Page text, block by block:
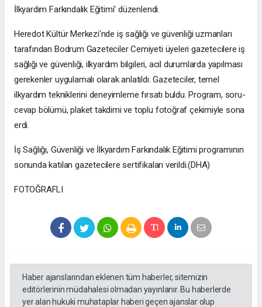
İlkyardım Farkındalık Eğitimi' düzenlendi.
Heredot Kültür Merkezi'nde iş sağlığı ve güvenliği uzmanları
tarafından Bodrum Gazeteciler Cemiyeti üyeleri gazetecilere iş
sağlığı ve güvenliği, ilkyardım bilgileri, acil durumlarda yapılması
gerekenler uygulamalı olarak anlatıldı. Gazeteciler, temel
ilkyardım tekniklerini deneyimleme fırsatı buldu. Program, soru-
cevap bölümü, plaket takdimi ve toplu fotoğraf çekimiyle sona
erdi.
İş Sağlığı, Güvenliği ve İlkyardım Farkındalık Eğitimi programının
sonunda katılan gazetecilere sertifikaları verildi.(DHA)
FOTOĞRAFLI
Haber ajanslarından eklenen tüm haberler, sitemizin
editörlerinin müdahalesi olmadan yayınlanır. Bu haberlerde
yer alan hukuki muhataplar haberi geçen ajanslar olup